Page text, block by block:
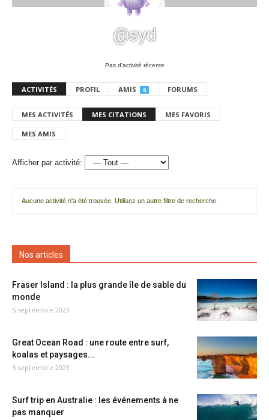
@syd
Pas d’activité récente
ACTIVITÉS PROFIL AMIS 0 FORUMS
MES ACTIVITÉS MES CITATIONS MES FAVORIS
MES AMIS
Afficher par activité:
Aucune activité n'a été trouvée. Utilisez un autre filtre de recherche.
Nos articles
Fraser Island : la plus grande île de sable du
monde
5 septembre 2023
Great Ocean Road : une route entre surf,
koalas et paysages...
5 septembre 2023
Surf trip en Australie : les événements à ne
pas manquer